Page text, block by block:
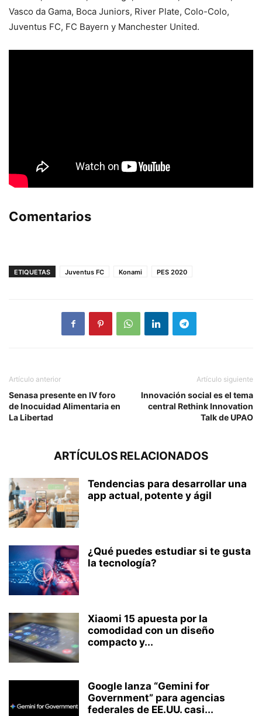
Vasco da Gama, Boca Juniors, River Plate, Colo-Colo,
Juventus FC, FC Bayern y Manchester United.
Comentarios
ETIQUETAS Juventus FC Konami PES 2020
Artículo anterior
Senasa presente en IV foro
de Inocuidad Alimentaria en
La Libertad
Artículo siguiente
Innovación social es el tema
central Rethink Innovation
Talk de UPAO
ARTÍCULOS RELACIONADOS
Tendencias para desarrollar una
app actual, potente y ágil
¿Qué puedes estudiar si te gusta
la tecnología?
Xiaomi 15 apuesta por la
comodidad con un diseño
compacto y...
Google lanza “Gemini for
Government” para agencias
federales de EE.UU. casi...